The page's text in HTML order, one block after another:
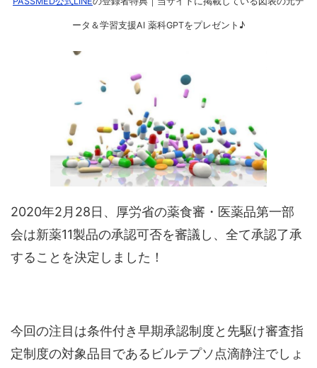
ータ＆学習支援AI 薬科GPTをプレゼント♪
2020年2月28日、厚労省の薬食審・医薬品第一部
会は新薬11製品の承認可否を審議し、全て承認了承
することを決定しました！
今回の注目は条件付き早期承認制度と先駆け審査指
定制度の対象品目であるビルテプソ点滴静注でしょ